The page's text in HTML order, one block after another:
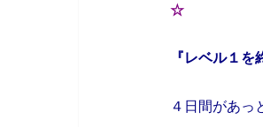
☆
『レベル１を
４日間があっ